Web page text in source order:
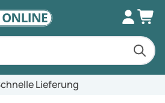
Lieferung